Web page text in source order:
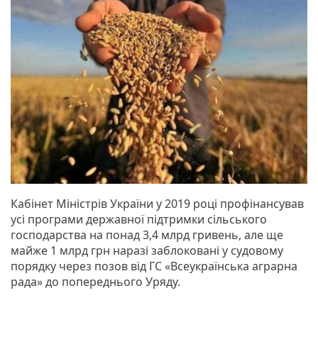
Кабінет Міністрів України у 2019 році профінансував
усі програми державної підтримки сільського
господарства на понад 3,4 млрд гривень, але ще
майже 1 млрд грн наразі заблоковані у судовому
порядку через позов від ГС «Всеукраїнська аграрна
рада» до попереднього Уряду.